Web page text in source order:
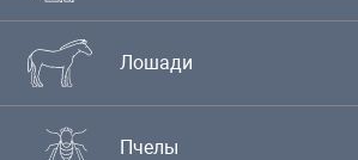
Лошади
Пчелы